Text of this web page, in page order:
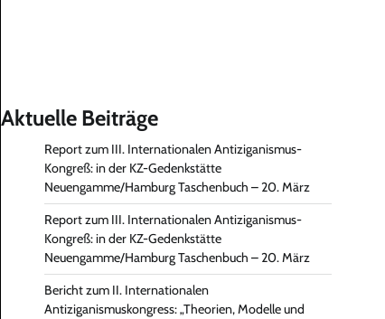
Aktuelle Beiträge
Report zum III. Internationalen Antiziganismus-
Kongreß: in der KZ-Gedenkstätte
Neuengamme/Hamburg Taschenbuch – 20. März
Report zum III. Internationalen Antiziganismus-
Kongreß: in der KZ-Gedenkstätte
Neuengamme/Hamburg Taschenbuch – 20. März
Bericht zum II. Internationalen
Antiziganismuskongress: „Theorien, Modelle und